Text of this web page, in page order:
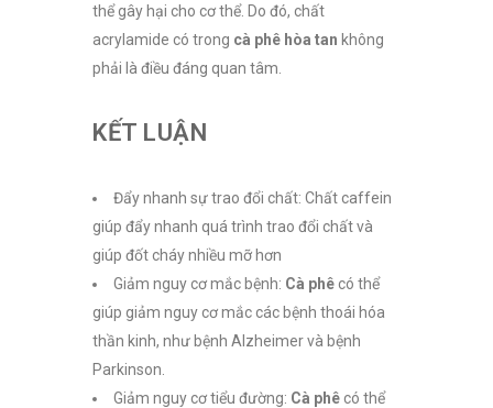
thể gây hại cho cơ thể. Do đó, chất
acrylamide có trong cà phê hòa tan không
phải là điều đáng quan tâm.
KẾT LUẬN
Đẩy nhanh sự trao đổi chất: Chất caffein
giúp đẩy nhanh quá trình trao đổi chất và
giúp đốt cháy nhiều mỡ hơn
Giảm nguy cơ mắc bệnh: Cà phê có thể
giúp giảm nguy cơ mắc các bệnh thoái hóa
thần kinh, như bệnh Alzheimer và bệnh
Parkinson.
Giảm nguy cơ tiểu đường: Cà phê có thể